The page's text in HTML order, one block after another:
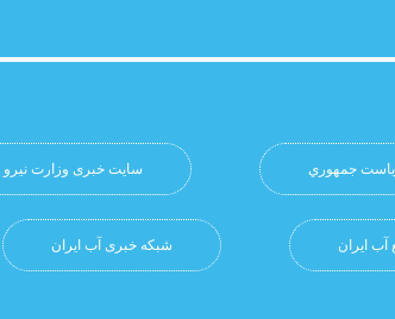
جمهوري سایت خبری وزارت نیرو
ایران شبکه خبری آب ایران